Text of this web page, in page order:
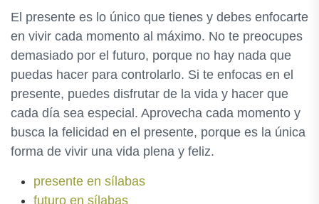
El presente es lo único que tienes y debes enfocarte
en vivir cada momento al máximo. No te preocupes
demasiado por el futuro, porque no hay nada que
puedas hacer para controlarlo. Si te enfocas en el
presente, puedes disfrutar de la vida y hacer que
cada día sea especial. Aprovecha cada momento y
busca la felicidad en el presente, porque es la única
forma de vivir una vida plena y feliz.
presente en sílabas
futuro en sílabas